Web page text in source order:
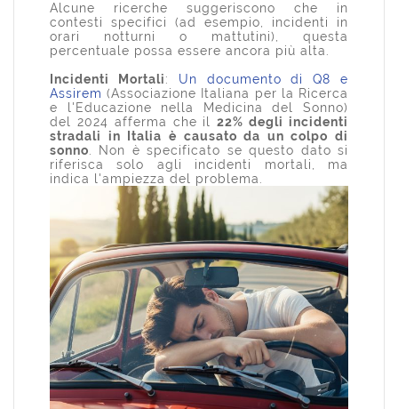
Alcune ricerche suggeriscono che in
contesti specifici (ad esempio, incidenti in
orari notturni o mattutini), questa
percentuale possa essere ancora più alta.
Incidenti Mortali: Un documento di Q8 e
Assirem (Associazione Italiana per la Ricerca
e l'Educazione nella Medicina del Sonno)
del 2024 afferma che il22% degli incidenti
stradali in Italia è causato da un colpo di
sonno. Non è specificato se questo dato si
riferisca solo agli incidenti mortali, ma
indica l'ampiezza del problema.